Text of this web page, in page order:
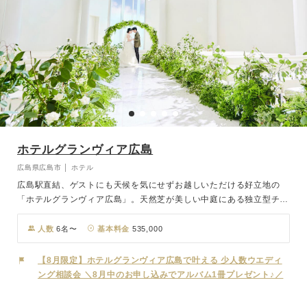
ホテルグランヴィア広島
広島県広島市 │ ホテル
広島駅直結、ゲストにも天候を気にせずお越しいただける好立地の
「ホテルグランヴィア広島」。天然芝が美しい中庭にある独立型チャ
ペル「ルナ ルシア」は、ずっと輝きつづける月をモチーフに“永遠の
愛”への願いが託されており、高い天井から自然光がやわらかく降り
そそぐ純白の舞台です。光に祝福されているような新婦さまの入場シ
ーンは、チャペル全体を感動の渦へと包み込みます。挙式の後は、広
島の街を一望できる人気のスカイバンケット「曙光」へ。ホテル最上
人数 6名〜 基本料金 535,000
【8月限定】ホテルグランヴィア広島で叶える 少人数ウエディ
ング相談会 ＼8月中のお申し込みでアルバム1冊プレゼント♪／